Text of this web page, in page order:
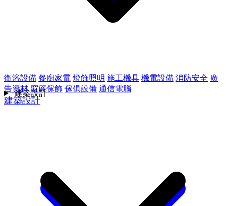
衛浴設備 餐廚家電 燈飾照明 施工機具 機電設備 消防安全 廣
告資材 窗簾傢飾 傢俱設備 通信電腦
建築設計
建築設計